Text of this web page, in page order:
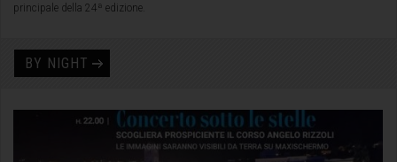
principale della 24ª edizione.
BY NIGHT